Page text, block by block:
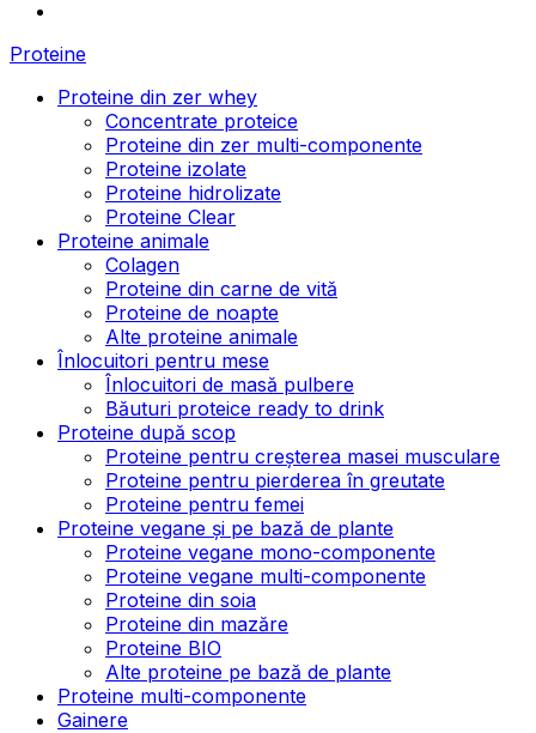
Proteine
Proteine din zer whey
Concentrate proteice
Proteine din zer multi-componente
Proteine izolate
Proteine hidrolizate
Proteine Clear
Proteine animale
Colagen
Proteine din carne de vită
Proteine de noapte
Alte proteine animale
Înlocuitori pentru mese
Înlocuitori de masă pulbere
Băuturi proteice ready to drink
Proteine după scop
Proteine pentru creșterea masei musculare
Proteine pentru pierderea în greutate
Proteine pentru femei
Proteine vegane și pe bază de plante
Proteine vegane mono-componente
Proteine vegane multi-componente
Proteine din soia
Proteine din mazăre
Proteine BIO
Alte proteine pe bază de plante
Proteine multi-componente
Gainere